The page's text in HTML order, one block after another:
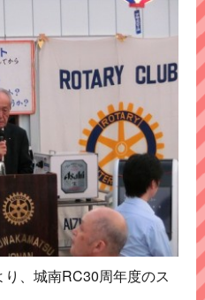
、城南RC30周年度のス